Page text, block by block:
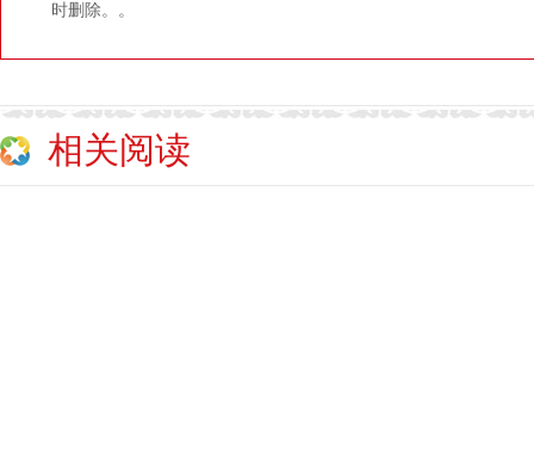
时删除。。
相关阅读